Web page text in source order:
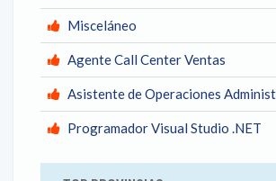
Misceláneo
Agente Call Center Ventas
Asistente de Operaciones
Programador Visual Studio .NET